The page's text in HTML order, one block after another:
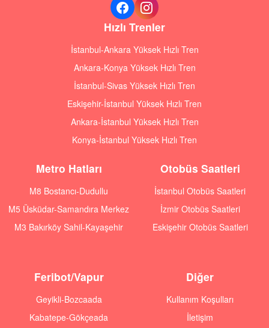
Hızlı Trenler
İstanbul-Ankara Yüksek Hızlı Tren
Ankara-Konya Yüksek Hızlı Tren
İstanbul-Sivas Yüksek Hızlı Tren
Eskişehir-İstanbul Yüksek Hızlı Tren
Ankara-İstanbul Yüksek Hızlı Tren
Konya-İstanbul Yüksek Hızlı Tren
Metro Hatları
M8 Bostancı-Dudullu
M5 Üsküdar-Samandıra Merkez
M3 Bakırköy Sahil-Kayaşehir
Otobüs Saatleri
İstanbul Otobüs Saatleri
İzmir Otobüs Saatleri
Eskişehir Otobüs Saatleri
Feribot/Vapur
Geyikli-Bozcaada
Kabatepe-Gökçeada
Diğer
Kullanım Koşulları
İletişim